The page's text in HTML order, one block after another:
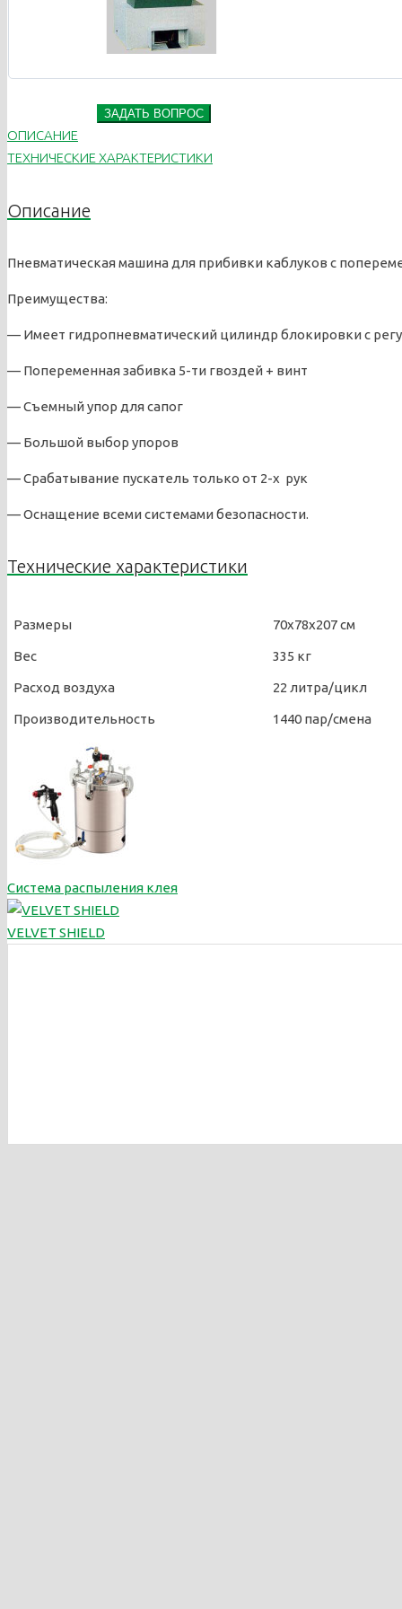
ЗАДАТЬ ВОПРОС
ОПИСАНИЕ
ТЕХНИЧЕСКИЕ ХАРАКТЕРИСТИКИ
Описание
Пневматическая машина для прибивки каблуков с
Преимущества:
— Имеет гидропневматический цилиндр блокировки с
— Попеременная забивка 5-ти гвоздей + винт
— Съемный упор для сапог
— Большой выбор упоров
— Срабатывание пускатель только от 2-х рук
— Оснащение всеми системами безопасности.
Технические характеристики
Размеры 70х78х207 см
Вес 335 кг
Расход воздуха 22 литра/цикл
Производительность 1440 пар/смена
Система распыления клея
VELVET SHIELD